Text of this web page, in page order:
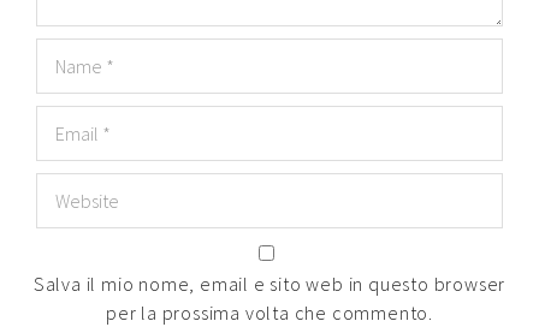
Salva il mio nome, email e sito web in questo browser
per la prossima volta che commento.